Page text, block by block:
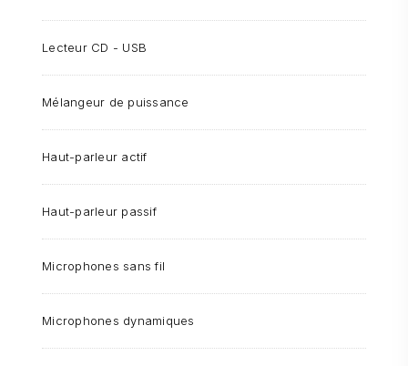
Lecteur CD - USB
Mélangeur de puissance
Haut-parleur actif
Haut-parleur passif
Microphones sans fil
Microphones dynamiques